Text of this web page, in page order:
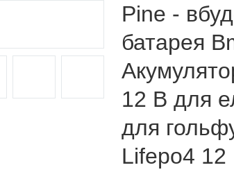
Pine -
батарея
12 В для
для
Lifepo4 12